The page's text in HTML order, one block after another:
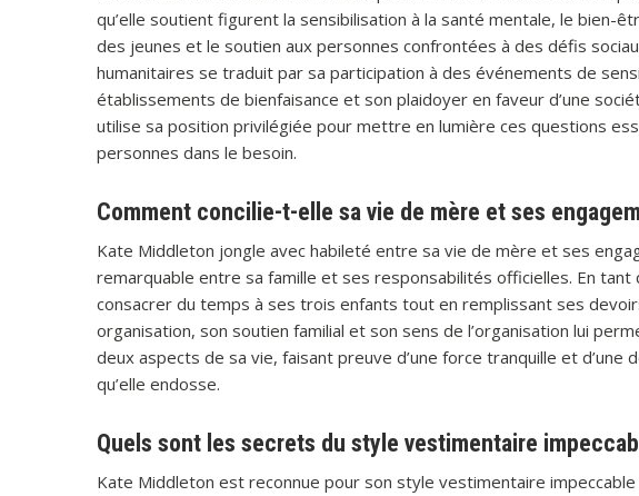
qu’elle soutient figurent la sensibilisation à la santé mentale, le bien-
des jeunes et le soutien aux personnes confrontées à des défis
humanitaires se traduit par sa participation à des événements de
établissements de bienfaisance et son plaidoyer en faveur d’une
utilise sa position privilégiée pour mettre en lumière ces questions
personnes dans le besoin.
Comment concilie-t-elle sa vie de mère et ses
Kate Middleton jongle avec habileté entre sa vie de mère et ses
remarquable entre sa famille et ses responsabilités officielles. En
consacrer du temps à ses trois enfants tout en remplissant ses
organisation, son soutien familial et son sens de l’organisation lui
deux aspects de sa vie, faisant preuve d’une force tranquille et d’une
qu’elle endosse.
Quels sont les secrets du style vestimentaire
Kate Middleton est reconnue pour son style vestimentaire